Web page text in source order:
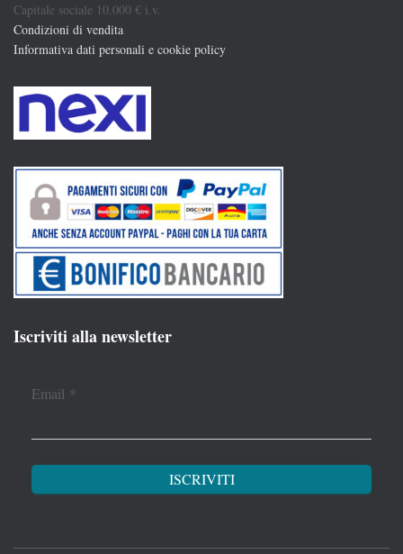
Capitale sociale 10.000 € i.v.
Condizioni di vendita
Informativa dati personali e cookie policy
Iscriviti alla newsletter
Email *